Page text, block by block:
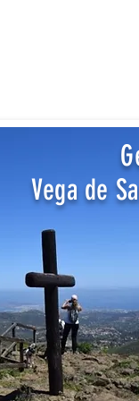
Vega de